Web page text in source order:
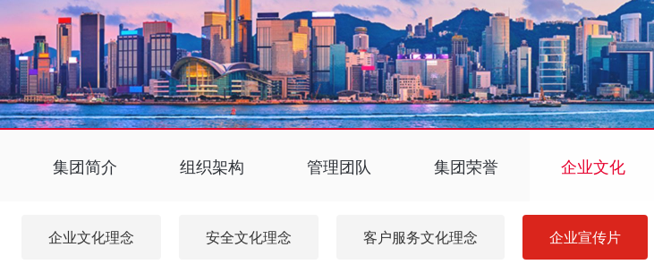
集团简介 组织架构 管理团队 集团荣誉 企业文化
企业文化理念 安全文化理念 客户服务文化理念 企业宣传片